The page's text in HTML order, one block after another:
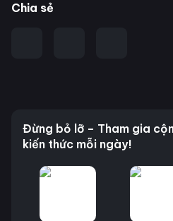
Chia sẻ
Đừng bỏ lỡ – Tham gia
kiến thức mỗi ngày!